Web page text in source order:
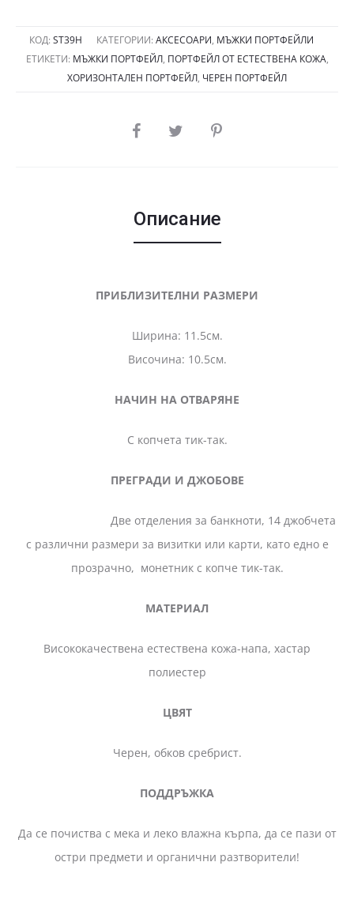
КОД: ST39Н КАТЕГОРИИ: АКСЕСОАРИ, МЪЖКИ ПОРТФЕЙЛИ
ЕТИКЕТИ: МЪЖКИ ПОРТФЕЙЛ, ПОРТФЕЙЛ ОТ ЕСТЕСТВЕНА КОЖА,
ХОРИЗОНТАЛЕН ПОРТФЕЙЛ, ЧЕРЕН ПОРТФЕЙЛ
SHARE
Описание
ПРИБЛИЗИТЕЛНИ РАЗМЕРИ
Ширина: 11.5см.
Височина: 10.5см.
НАЧИН НА ОТВАРЯНЕ
С копчета тик-так.
ПРЕГРАДИ И ДЖОБОВЕ
Две отделения за банкноти, 14 джобчета
с различни размери за визитки или карти, като едно е
прозрачно, монетник с копче тик-так.
МАТЕРИАЛ
Висококачествена естествена кожа-напа, хастар
полиестер
ЦВЯТ
Черен, обков сребрист.
ПОДДРЪЖКА
Да се почиства с мека и леко влажна кърпа, да се пази от
остри предмети и органични разтворители!